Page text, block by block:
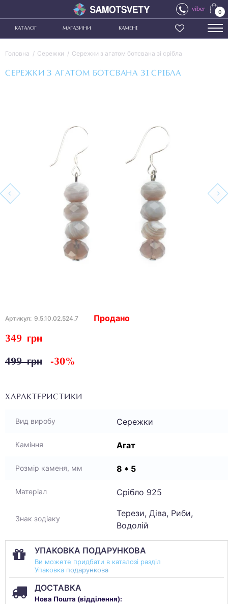
viber 0
КАТАЛОГ МАГАЗИНИ КАМЕНІ
Головна Сережки Сережки з агатом ботсвана зі срібла
СЕРЕЖКИ З АГАТОМ БОТСВАНА ЗІ СРІБЛА
Артикул: 9.5.10.02.524.7
349 грн
499 грн -30%
Продано
ХАРАКТЕРИСТИКИ
Вид виробу Сережки
Каміння Агат
Розмір каменя, мм 8 * 5
Матеріал Срібло 925
Знак зодіаку
Терези, Діва, Риби,
Водолій
УПАКОВКА ПОДАРУНКОВА
Ви можете придбати в каталозі разділ
Упаковка подарункова
ДОСТАВКА
Нова Пошта (відділення):